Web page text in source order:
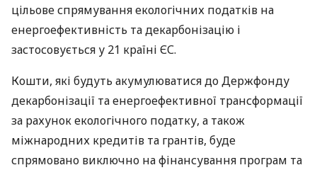
цільове спрямування екологічних податків на
енергоефективність та декарбонізацію і
застосовується у 21 країні ЄС.
Кошти, які будуть акумулюватися до Держфонду
декарбонізації та енергоефективної трансформації
за рахунок екологічного податку, а також
міжнародних кредитів та грантів, буде
спрямовано виключно на фінансування програм та